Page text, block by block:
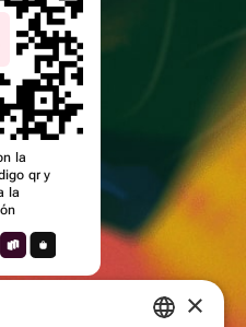
la
qr y
la
×